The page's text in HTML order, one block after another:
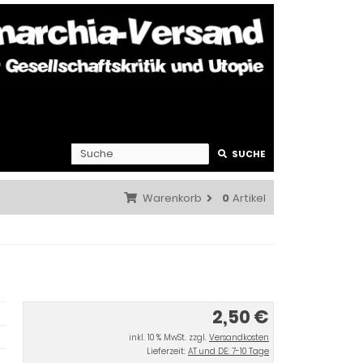
SUCHE
Warenkorb 0 Artikel
2,50 €
inkl. 10 % MwSt. zzgl. Versandkosten
Lieferzeit: AT und DE: 7-10 Tage